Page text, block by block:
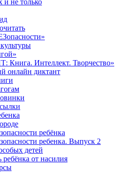
Книга. Интеллект. Творчество»
онлайн диктант
ребёнка
ребенка. Выпуск 2
детей
ребёнка от насилия